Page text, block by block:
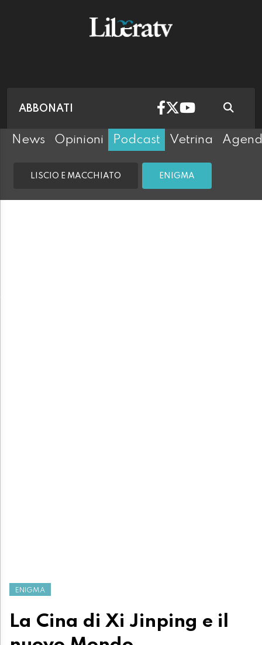
ABBONATI
News Opinioni Podcast Vetrina
LISCIO E MACCHIATO ENIGMA
ENIGMA
La Cina di Xi Jinping e il